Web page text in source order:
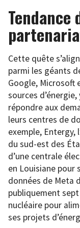
Tendance
Cette quête
parmi les géants
Google, Microsoft
sources
répondre aux
leurs centres de
exemple, Entergy,
du sud-est des
d’une centrale
en Louisiane pour
données de Meta
publiquement
nucléaire pour
ses projets